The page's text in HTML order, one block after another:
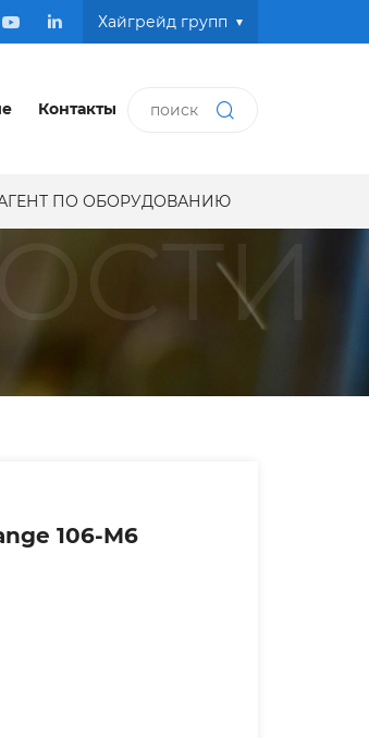
Хайгрейд групп
Контакты
ПО ОБОРУДОВАНИЮ
106-M6